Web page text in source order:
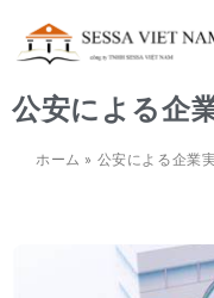
公安による企
ホーム » 公安による企業